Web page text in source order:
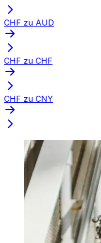
CHF zu AUD
CHF zu CHF
CHF zu CNY